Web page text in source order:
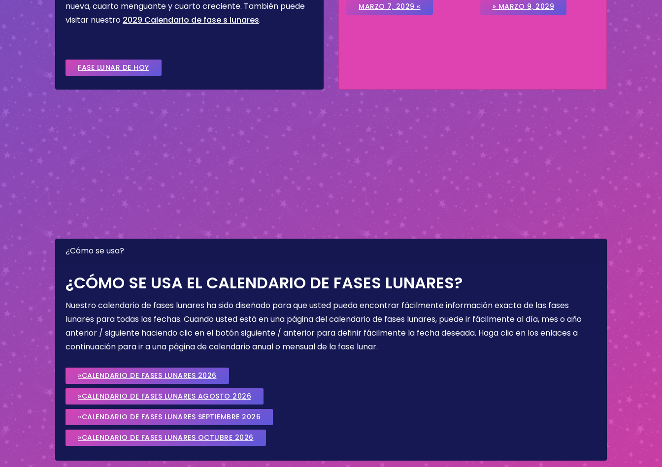
nueva, cuarto menguante y cuarto creciente. También puede
visitar nuestro 2029 Calendario de fase s lunares.
FASE LUNAR DE HOY
MARZO 7, 2029 « » MARZO 9, 2029
¿Cómo se usa?
¿CÓMO SE USA EL CALENDARIO DE FASES LUNARES?
Nuestro calendario de fases lunares ha sido diseñado para que usted pueda encontrar fácilmente información exacta de las fases
lunares para todas las fechas. Cuando usted está en una página del calendario de fases lunares, puede ir fácilmente al día, mes o año
anterior / siguiente haciendo clic en el botón siguiente / anterior para definir fácilmente la fecha deseada. Haga clic en los enlaces a
continuación para ir a una página de calendario anual o mensual de la fase lunar.
»CALENDARIO DE FASES LUNARES 2026
»CALENDARIO DE FASES LUNARES AGOSTO 2026
»CALENDARIO DE FASES LUNARES SEPTIEMBRE 2026
»CALENDARIO DE FASES LUNARES OCTUBRE 2026